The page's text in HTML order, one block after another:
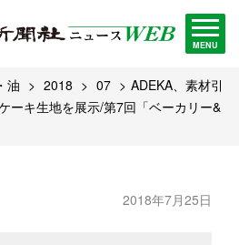
MENU
油 2018 07
ADEKA、素材引
ーキ生地を展示/第7回「ベーカリー&
2018年7月25日